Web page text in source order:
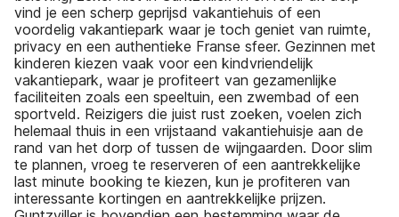
vind je een scherp geprijsd vakantiehuis of een
voordelig vakantiepark waar je toch geniet van ruimte,
privacy en een authentieke Franse sfeer. Gezinnen met
kinderen kiezen vaak voor een kindvriendelijk
vakantiepark, waar je profiteert van gezamenlijke
faciliteiten zoals een speeltuin, een zwembad of een
sportveld. Reizigers die juist rust zoeken, voelen zich
helemaal thuis in een vrijstaand vakantiehuisje aan de
rand van het dorp of tussen de wijngaarden. Door slim
te plannen, vroeg te reserveren of een aantrekkelijke
last minute booking te kiezen, kun je profiteren van
interessante kortingen en aantrekkelijke prijzen.